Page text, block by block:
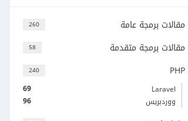
260 مقالات برمجة عامة
58 مقالات برمجة متقدمة
240 PHP
69
Laravel
96
ووردبريس